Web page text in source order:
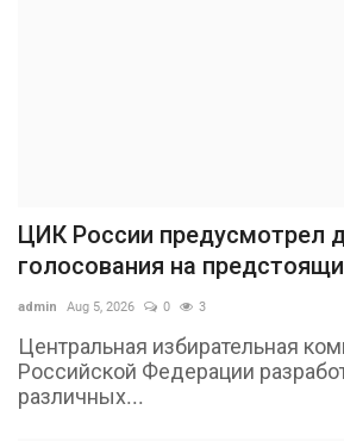
ЦИК России предусмотрел
голосования на
admin Aug 5, 2026 0 3
Центральная избирательная
Российской Федерации
различных...